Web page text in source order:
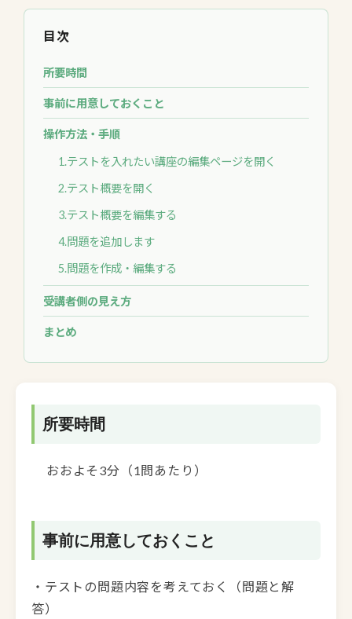
目次
所要時間
事前に用意しておくこと
操作方法・手順
1.テストを入れたい講座の編集ページを開く
2.テスト概要を開く
3.テスト概要を編集する
4.問題を追加します
5.問題を作成・編集する
受講者側の見え方
まとめ
所要時間
おおよそ3分（1問あたり）
事前に用意しておくこと
・テストの問題内容を考えておく（問題と解
答）